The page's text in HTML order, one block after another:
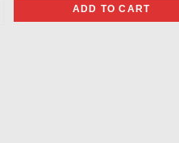
ADD TO CART